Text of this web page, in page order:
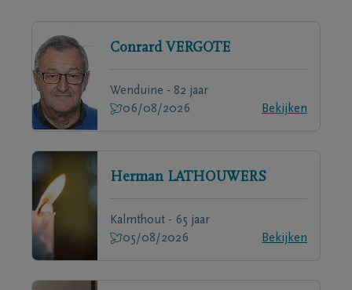
Conrard VERGOTE
Wenduine - 82 jaar
06/08/2026
Bekijken
Herman LATHOUWERS
Kalmthout - 65 jaar
05/08/2026
Bekijken